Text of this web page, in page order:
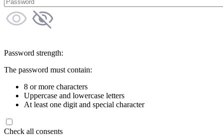
Password strength:
The password must contain:
8 or more characters
Uppercase and lowercase letters
At least one digit and special character
Check all consents